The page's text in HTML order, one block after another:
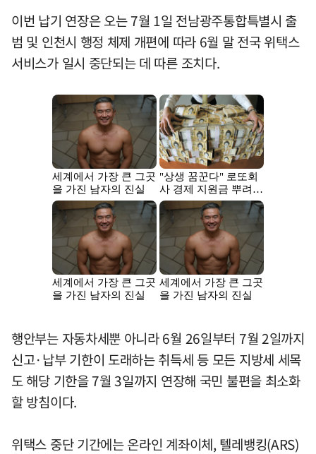
이번 납기 연장은 오는 7월 1일 전남광주통합특별시 출
범 및 인천시 행정 체제 개편에 따라 6월 말 전국 위택스
서비스가 일시 중단되는 데 따른 조치다.
행안부는 자동차세뿐 아니라 6월 26일부터 7월 2일까지
신고·납부 기한이 도래하는 취득세 등 모든 지방세 세목
도 해당 기한을 7월 3일까지 연장해 국민 불편을 최소화
할 방침이다.
위택스 중단 기간에는 온라인 계좌이체, 텔레뱅킹(ARS)